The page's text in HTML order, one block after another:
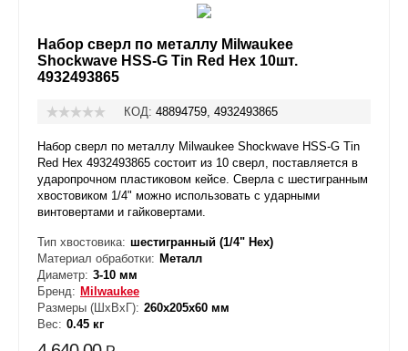
Набор сверл по металлу Milwaukee
Shockwave HSS-G Tin Red Hex 10шт.
4932493865
КОД: 48894759, 4932493865
Набор сверл по металлу Milwaukee Shockwave HSS-G Tin
Red Hex 4932493865 состоит из 10 сверл, поставляется в
ударопрочном пластиковом кейсе. Сверла с шестигранным
хвостовиком 1/4" можно использовать с ударными
винтовертами и гайковертами.
Тип хвостовика: шестигранный (1/4" Hex)
Материал обработки: Металл
Диаметр: 3-10 мм
Бренд: Milwaukee
Размеры (ШxВxГ): 260x205x60 мм
Вес: 0.45 кг